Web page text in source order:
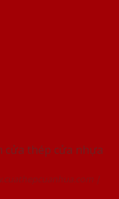
cửa thép cửa nhựa
|